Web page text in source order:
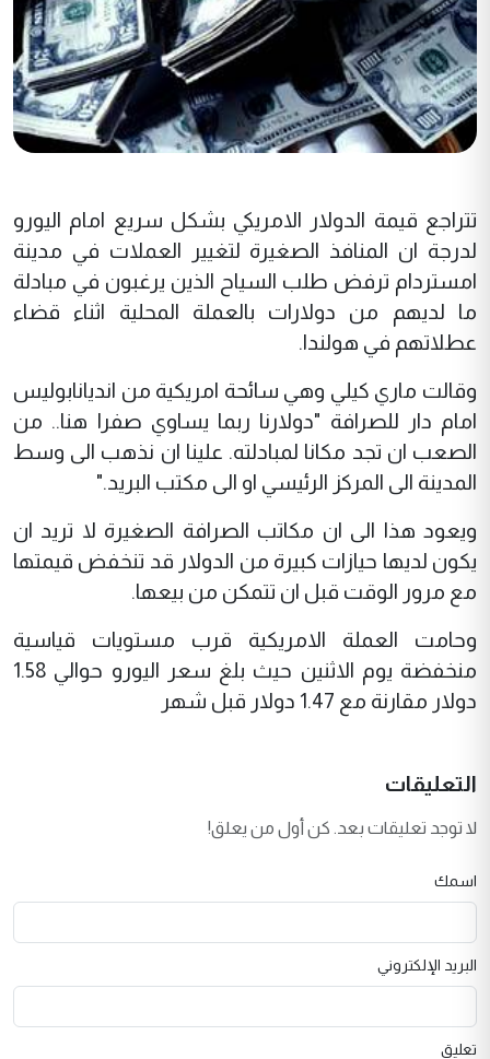
تتراجع قيمة الدولار الامريكي بشكل سريع امام اليورو
لدرجة ان المنافذ الصغيرة لتغيير العملات في مدينة
امستردام ترفض طلب السياح الذين يرغبون في مبادلة
ما لديهم من دولارات بالعملة المحلية اثناء قضاء
عطلاتهم في هولندا.
وقالت ماري كيلي وهي سائحة امريكية من انديانابوليس
امام دار للصرافة "دولارنا ربما يساوي صفرا هنا.. من
الصعب ان تجد مكانا لمبادلته. علينا ان نذهب الى وسط
المدينة الى المركز الرئيسي او الى مكتب البريد."
ويعود هذا الى ان مكاتب الصرافة الصغيرة لا تريد ان
يكون لديها حيازات كبيرة من الدولار قد تنخفض قيمتها
مع مرور الوقت قبل ان تتمكن من بيعها.
وحامت العملة الامريكية قرب مستويات قياسية
منخفضة يوم الاثنين حيث بلغ سعر اليورو حوالي 1.58
دولار مقارنة مع 1.47 دولار قبل شهر
التعليقات
لا توجد تعليقات بعد. كن أول من يعلق!
اسمك
البريد الإلكتروني
تعليق